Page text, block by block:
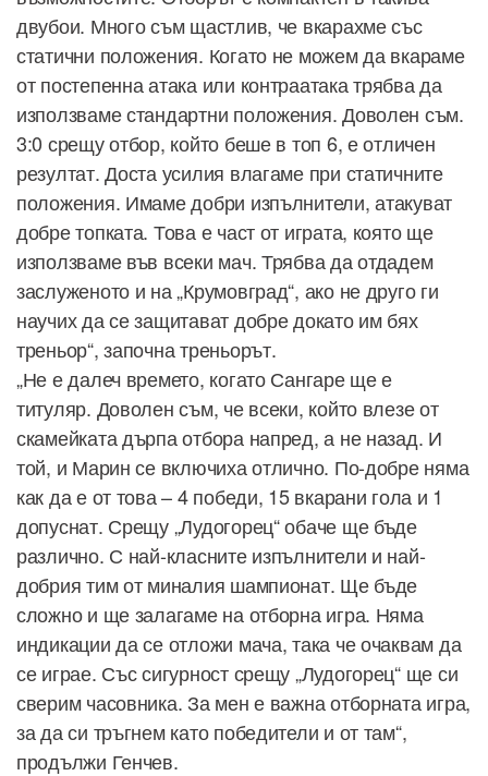
двубои. Много съм щастлив, че вкарахме със
статични положения. Когато не можем да вкараме
от постепенна атака или контраатака трябва да
използваме стандартни положения. Доволен съм.
3:0 срещу отбор, който беше в топ 6, е отличен
резултат. Доста усилия влагаме при статичните
положения. Имаме добри изпълнители, атакуват
добре топката. Това е част от играта, която ще
използваме във всеки мач. Трябва да отдадем
заслуженото и на „Крумовград“, ако не друго ги
научих да се защитават добре докато им бях
треньор“, започна треньорът.
„Не е далеч времето, когато Сангаре ще е
титуляр. Доволен съм, че всеки, който влезе от
скамейката дърпа отбора напред, а не назад. И
той, и Марин се включиха отлично. По-добре няма
как да е от това – 4 победи, 15 вкарани гола и 1
допуснат. Срещу „Лудогорец“ обаче ще бъде
различно. С най-класните изпълнители и най-
добрия тим от миналия шампионат. Ще бъде
сложно и ще залагаме на отборна игра. Няма
индикации да се отложи мача, така че очаквам да
се играе. Със сигурност срещу „Лудогорец“ ще си
сверим часовника. За мен е важна отборната игра,
за да си тръгнем като победители и от там“,
продължи Генчев.